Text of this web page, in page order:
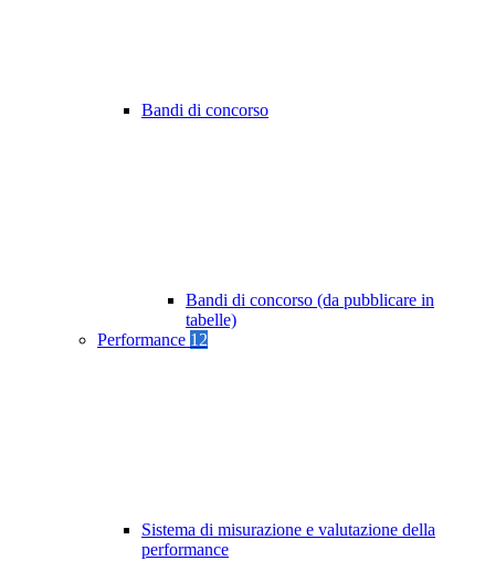
Bandi di concorso
Bandi di concorso (da pubblicare in
tabelle)
Performance 12
Sistema di misurazione e valutazione della
performance